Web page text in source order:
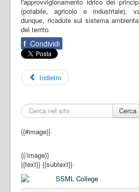
(potabile, agricolo e industriale),
dunque, ricadute sul sistema
del territo
f Condividi
Indietro
Cerca
{{#image}}
{{/image}}
{{text}} {{subtext}}